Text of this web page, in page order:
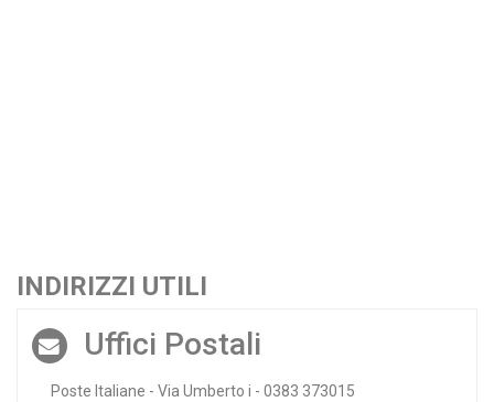
INDIRIZZI UTILI
Uffici Postali
Poste Italiane - Via Umberto i - 0383 373015